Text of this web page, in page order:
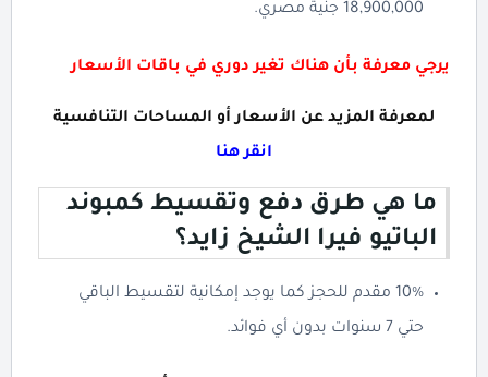
18,900,000 جنية مصري.
يرجي معرفة بأن هناك تغير دوري في باقات الأسعار
لمعرفة المزيد عن الأسعار أو المساحات التنافسية
انقر هنا
ما هي طرق دفع وتقسيط كمبوند
الباتيو فيرا الشيخ زايد؟
10% مقدم للحجز كما يوجد إمكانية لتقسيط الباقي
حتي 7 سنوات بدون أي فوائد.